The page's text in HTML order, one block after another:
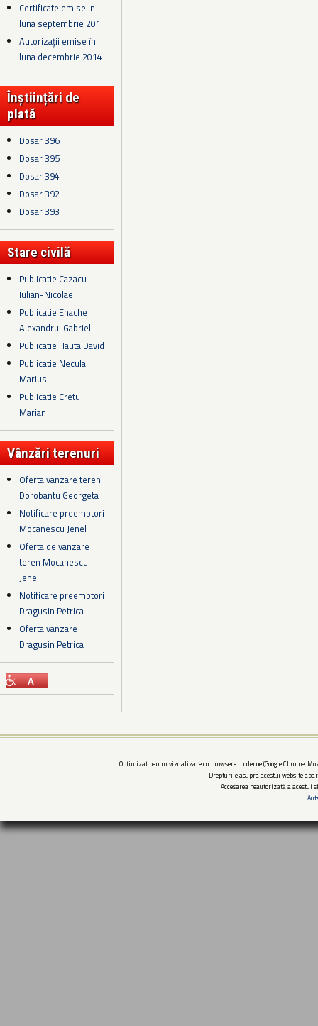
Certificate emise in
luna septembrie 201...
Autorizații emise în
luna decembrie 2014
Înștiințări de
plată
Dosar 396
Dosar 395
Dosar 394
Dosar 392
Dosar 393
Stare civilă
Publicatie Cazacu
Iulian-Nicolae
Publicatie Enache
Alexandru-Gabriel
Publicatie Hauta David
Publicatie Neculai
Marius
Publicatie Cretu
Marian
Vânzări terenuri
Oferta vanzare teren
Dorobantu Georgeta
Notificare preemptori
Mocanescu Jenel
Oferta de vanzare
teren Mocanescu
Jenel
Notificare preemptori
Dragusin Petrica
Oferta vanzare
Dragusin Petrica
Optimizat pentru vizualizare cu browsere moderne (Google Chrome,
Drepturile asupra acestui website
Accesarea neautorizată a acestui